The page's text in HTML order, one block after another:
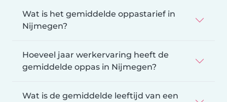
Wat is het gemiddelde oppastarief in
Nijmegen?
Hoeveel jaar werkervaring heeft de
gemiddelde oppas in Nijmegen?
Wat is de gemiddelde leeftijd van een